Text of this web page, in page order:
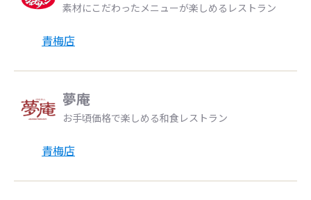
素材にこだわったメニューが楽しめるレストラン
青梅店
夢庵
お手頃価格で楽しめる和食レストラン
青梅店